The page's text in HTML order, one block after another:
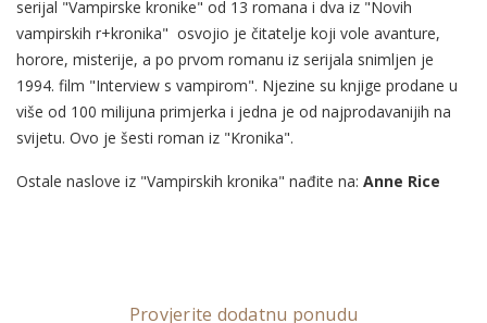
serijal "Vampirske kronike" od 13 romana i dva iz "Novih
vampirskih r+kronika" osvojio je čitatelje koji vole avanture,
horore, misterije, a po prvom romanu iz serijala snimljen je
1994. film "Interview s vampirom". Njezine su knjige prodane u
više od 100 milijuna primjerka i jedna je od najprodavanijih na
svijetu. Ovo je šesti roman iz "Kronika".
Ostale naslove iz "Vampirskih kronika" nađite na: Anne Rice
Provjerite dodatnu ponudu